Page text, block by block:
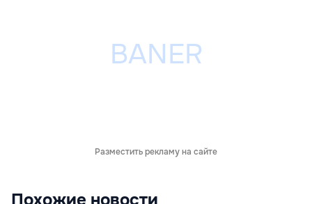
Разместить рекламу на сайте
Похожие новости